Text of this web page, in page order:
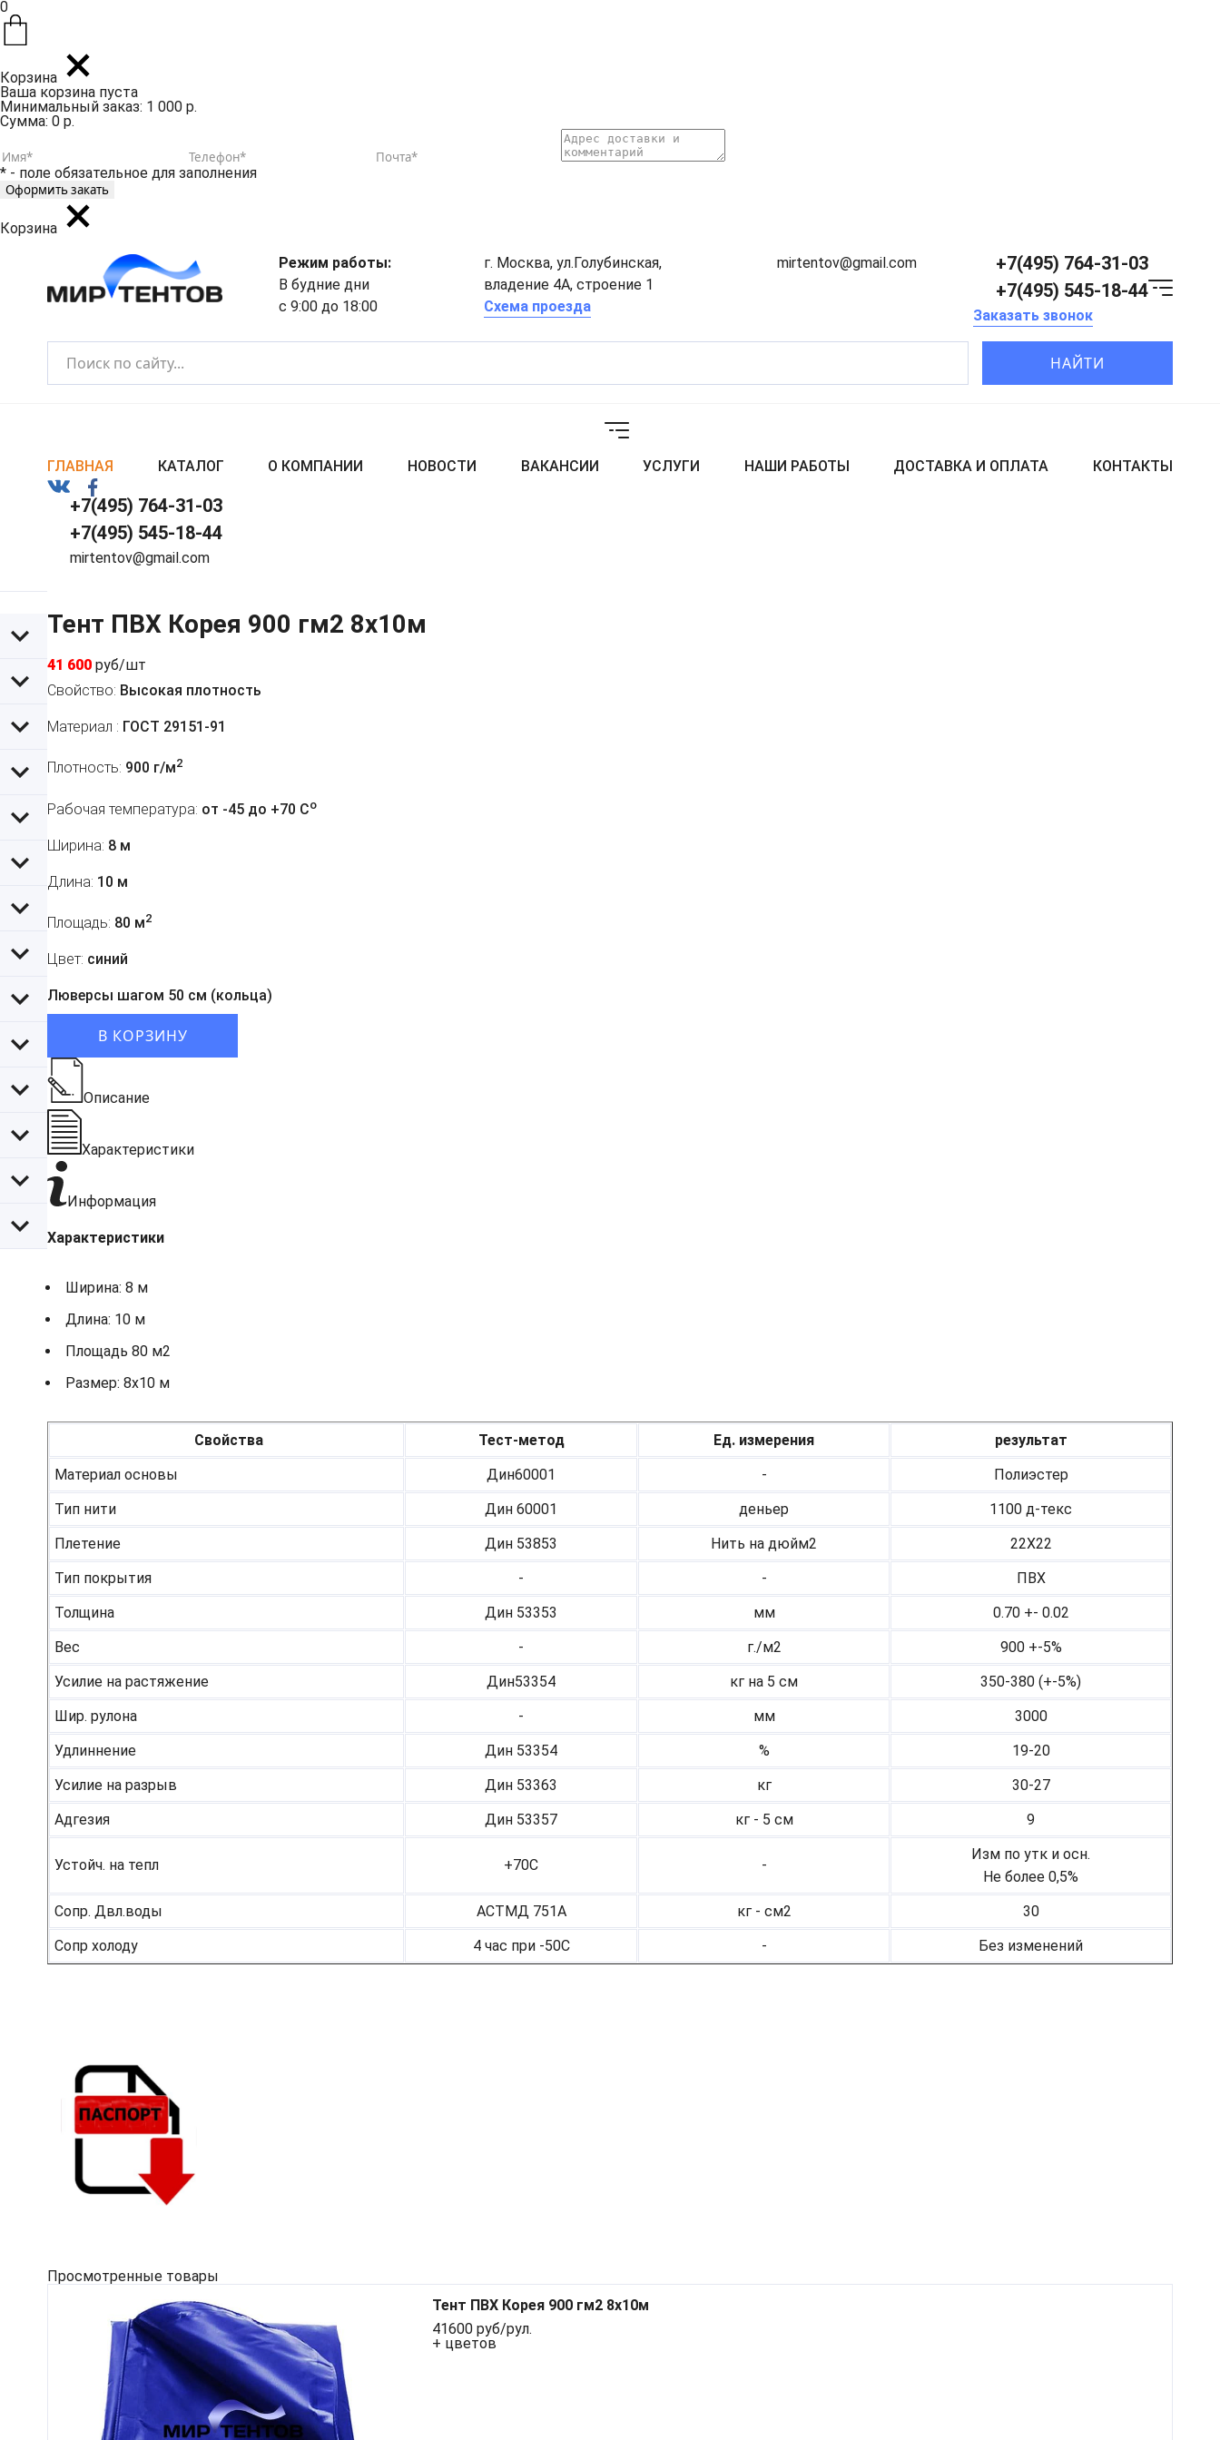
0
Корзина
Ваша корзина пуста
Минимальный заказ: 1 000 р.
Сумма: 0 р.
* - поле обязательное для заполнения
Корзина
Режим работы:
В будние дни
с 9:00 до 18:00
г. Москва, ул.Голубинская,
владение 4А, строение 1
Схема проезда
mirtentov@gmail.com
+7(495) 764-31-03
+7(495) 545-18-44
Заказать звонок
НАЙТИ
ГЛАВНАЯ КАТАЛОГ О КОМПАНИИ НОВОСТИ ВАКАНСИИ УСЛУГИ НАШИ РАБОТЫ ДОСТАВКА И ОПЛАТА КОНТАКТЫ
+7(495) 764-31-03
+7(495) 545-18-44
mirtentov@gmail.com
Тент ПВХ Корея 900 гм2 8х10м
41 600 руб/шт
Свойство: Высокая плотность
Материал : ГОСТ 29151-91
Плотность: 900 г/м2
Рабочая температура: от -45 до +70 Co
Ширина: 8 м
Длина: 10 м
Площадь: 80 м2
Цвет: синий
Люверсы шагом 50 см (кольца)
В КОРЗИНУ
Описание
Характеристики
Информация
Характеристики
Ширина: 8 м
Длина: 10 м
Площадь 80 м2
Размер: 8х10 м
Свойства Тест-метод Ед. измерения
результат
Материал основы
Дин60001 -
Полиэстер
Тип нити
Дин 60001 деньер
1100 д-текс
Плетение
Дин 53853 Нить на дюйм2
22Х22
Тип покрытия
- -
ПВХ
Толщина
Дин 53353 мм
0.70 +- 0.02
Вес
- г./м2
900 +-5%
Усилие на растяжение
Дин53354 кг на 5 см
350-380 (+-5%)
Шир. рулона
- мм
3000
Удлиннение
Дин 53354 %
19-20
Усилие на разрыв
Дин 53363 кг
30-27
Адгезия
Дин 53357 кг - 5 см 9
Устойч. на тепл +70С -
Изм по утк и осн.
Не более 0,5%
Сопр. Двл.воды
АСТМД 751А кг - см2
30
Сопр холоду
4 час при -50С - Без изменений
Просмотренные товары
Тент ПВХ Корея 900 гм2 8х10м
41600 руб/рул.
+ цветов